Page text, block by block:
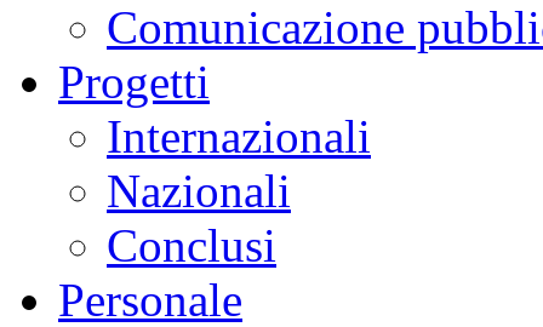
Comunicazione
Progetti
Internazionali
Nazionali
Conclusi
Personale